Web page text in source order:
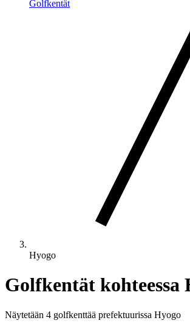
Golfkentät
Hyogo
Golfkentät kohteessa
Näytetään 4 golfkenttää prefektuurissa Hyogo